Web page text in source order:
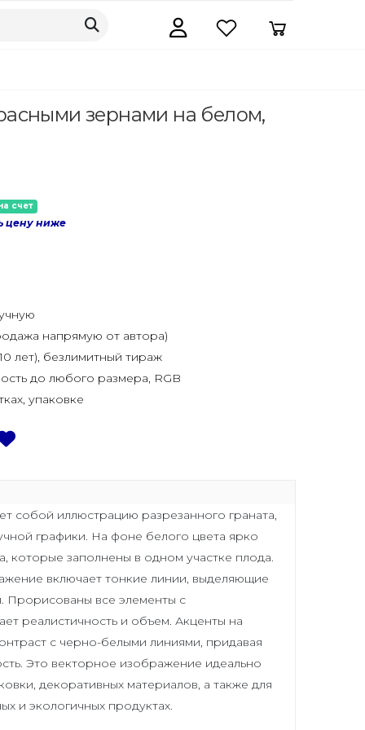
зернами на белом,
счет
цену ниже
напрямую от автора)
лет), безлимитный тираж
до любого размера, RGB
упаковке
собой иллюстрацию разрезанного граната,
графики. На фоне белого цвета ярко
которые заполнены в одном участке плода.
включает тонкие линии, выделяющие
Прорисованы все элементы с
реалистичность и объем. Акценты на
с черно-белыми линиями, придавая
Это векторное изображение идеально
декоративных материалов, а также для
и экологичных продуктах.